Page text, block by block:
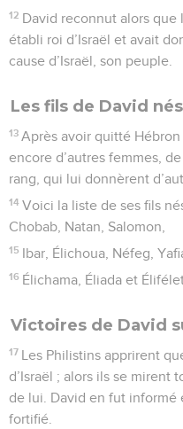
12 David reconnut alors que
établi roi d’Israël et avait
cause d’Israël, son peuple.
Les fils de David
13 Après avoir quitté
encore d’autres femmes,
rang, qui lui donnèrent
14 Voici la liste de ses fils
Chobab, Natan, Salomon,
15 Ibar, Élichoua, Néfeg,
16 Élichama, Éliada et
Victoires de David
17 Les Philistins apprirent
d’Israël ; alors ils se mirent
de lui. David en fut informé
fortifié.